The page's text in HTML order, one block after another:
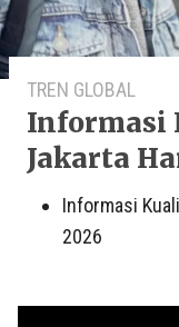
TREN GLOBAL
Informasi
Jakarta
Informasi
2026